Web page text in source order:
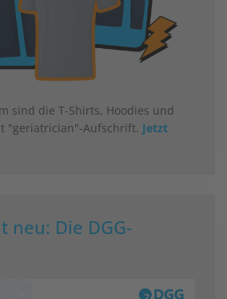
sind die T-Shirts, Hoodies und
"geriatrician"-Aufschrift. Jetzt
neu: Die DGG-